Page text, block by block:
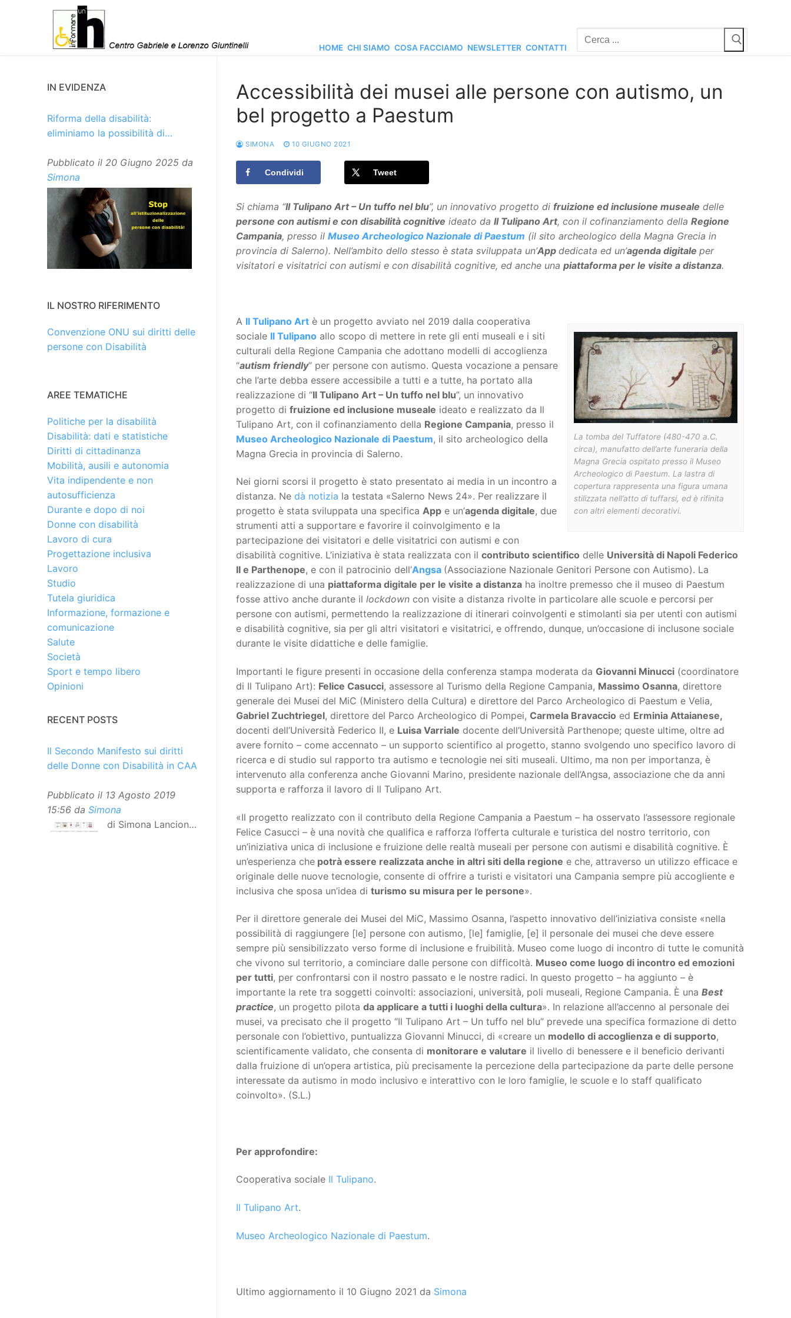
HOME CHI SIAMO COSA FACCIAMO NEWSLETTER CONTATTI
Cerca:
Accessibilità dei musei alle persone con autismo, un
bel progetto a Paestum
SIMONA 10 GIUGNO 2021
Condividi Tweet
Si chiama “Il Tulipano Art – Un tuffo nel blu”, un innovativo progetto di fruizione ed inclusione museale delle
persone con autismi e con disabilità cognitive ideato da Il Tulipano Art, con il cofinanziamento della Regione
Campania, presso il Museo Archeologico Nazionale di Paestum (il sito archeologico della Magna Grecia in
provincia di Salerno). Nell’ambito dello stesso è stata sviluppata un’App dedicata ed un’agenda digitale per
visitatori e visitatrici con autismi e con disabilità cognitive, ed anche una piattaforma per le visite a distanza.
La tomba del Tuffatore (480-470 a.C.
circa), manufatto dell’arte funeraria della
Magna Grecia ospitato presso il Museo
Archeologico di Paestum. La lastra di
copertura rappresenta una figura umana
stilizzata nell’atto di tuffarsi, ed è rifinita
con altri elementi decorativi.
A Il Tulipano Art è un progetto avviato nel 2019 dalla cooperativa
sociale Il Tulipano allo scopo di mettere in rete gli enti museali e i siti
culturali della Regione Campania che adottano modelli di accoglienza
“autism friendly” per persone con autismo. Questa vocazione a pensare
che l’arte debba essere accessibile a tutti e a tutte, ha portato alla
realizzazione di “Il Tulipano Art – Un tuffo nel blu”, un innovativo
progetto di fruizione ed inclusione museale ideato e realizzato da Il
Tulipano Art, con il cofinanziamento della Regione Campania, presso il
Museo Archeologico Nazionale di Paestum, il sito archeologico della
Magna Grecia in provincia di Salerno.
Nei giorni scorsi il progetto è stato presentato ai media in un incontro a
distanza. Ne dà notizia la testata «Salerno News 24». Per realizzare il
progetto è stata sviluppata una specifica App e un’agenda digitale, due
strumenti atti a supportare e favorire il coinvolgimento e la
partecipazione dei visitatori e delle visitatrici con autismi e con
disabilità cognitive. L’iniziativa è stata realizzata con il contributo scientifico delle Università di Napoli Federico
II e Parthenope, e con il patrocinio dell’Angsa (Associazione Nazionale Genitori Persone con Autismo). La
realizzazione di una piattaforma digitale per le visite a distanza ha inoltre premesso che il museo di Paestum
fosse attivo anche durante il lockdown con visite a distanza rivolte in particolare alle scuole e percorsi per
persone con autismi, permettendo la realizzazione di itinerari coinvolgenti e stimolanti sia per utenti con autismi
e disabilità cognitive, sia per gli altri visitatori e visitatrici, e offrendo, dunque, un’occasione di inclusone sociale
durante le visite didattiche e delle famiglie.
Importanti le figure presenti in occasione della conferenza stampa moderata da Giovanni Minucci (coordinatore
di Il Tulipano Art): Felice Casucci, assessore al Turismo della Regione Campania, Massimo Osanna, direttore
generale dei Musei del MiC (Ministero della Cultura) e direttore del Parco Archeologico di Paestum e Velia,
Gabriel Zuchtriegel, direttore del Parco Archeologico di Pompei, Carmela Bravaccio ed Erminia Attaianese,
docenti dell’Università Federico II, e Luisa Varriale docente dell’Università Parthenope; queste ultime, oltre ad
avere fornito – come accennato – un supporto scientifico al progetto, stanno svolgendo uno specifico lavoro di
ricerca e di studio sul rapporto tra autismo e tecnologie nei siti museali. Ultimo, ma non per importanza, è
intervenuto alla conferenza anche Giovanni Marino, presidente nazionale dell’Angsa, associazione che da anni
supporta e rafforza il lavoro di Il Tulipano Art.
«Il progetto realizzato con il contributo della Regione Campania a Paestum – ha osservato l’assessore regionale
Felice Casucci – è una novità che qualifica e rafforza l’offerta culturale e turistica del nostro territorio, con
un’iniziativa unica di inclusione e fruizione delle realtà museali per persone con autismi e disabilità cognitive. È
un’esperienza che potrà essere realizzata anche in altri siti della regione e che, attraverso un utilizzo efficace e
originale delle nuove tecnologie, consente di offrire a turisti e visitatori una Campania sempre più accogliente e
inclusiva che sposa un’idea di turismo su misura per le persone».
Per il direttore generale dei Musei del MiC, Massimo Osanna, l’aspetto innovativo dell’iniziativa consiste «nella
possibilità di raggiungere [le] persone con autismo, [le] famiglie, [e] il personale dei musei che deve essere
sempre più sensibilizzato verso forme di inclusione e fruibilità. Museo come luogo di incontro di tutte le comunità
che vivono sul territorio, a cominciare dalle persone con difficoltà. Museo come luogo di incontro ed emozioni
per tutti, per confrontarsi con il nostro passato e le nostre radici. In questo progetto – ha aggiunto – è
importante la rete tra soggetti coinvolti: associazioni, università, poli museali, Regione Campania. È una Best
practice, un progetto pilota da applicare a tutti i luoghi della cultura». In relazione all’accenno al personale dei
musei, va precisato che il progetto “Il Tulipano Art – Un tuffo nel blu” prevede una specifica formazione di detto
personale con l’obiettivo, puntualizza Giovanni Minucci, di «creare un modello di accoglienza e di supporto,
scientificamente validato, che consenta di monitorare e valutare il livello di benessere e il beneficio derivanti
dalla fruizione di un’opera artistica, più precisamente la percezione della partecipazione da parte delle persone
interessate da autismo in modo inclusivo e interattivo con le loro famiglie, le scuole e lo staff qualificato
coinvolto». (S.L.)
Per approfondire:
Cooperativa sociale Il Tulipano.
Il Tulipano Art.
Museo Archeologico Nazionale di Paestum.
Ultimo aggiornamento il 10 Giugno 2021 da Simona
IN EVIDENZA
Riforma della disabilità:
eliminiamo la possibilità di
Pubblicato il 20 Giugno 2025 da
Simona
IL NOSTRO RIFERIMENTO
Convenzione ONU sui diritti delle
persone con Disabilità
AREE TEMATICHE
Politiche per la disabilità
Disabilità: dati e statistiche
Diritti di cittadinanza
Mobilità, ausili e autonomia
Vita indipendente e non
autosufficienza
Durante e dopo di noi
Donne con disabilità
Lavoro di cura
Progettazione inclusiva
Lavoro
Studio
Tutela giuridica
Informazione, formazione e
comunicazione
Salute
Società
Sport e tempo libero
Opinioni
RECENT POSTS
Il Secondo Manifesto sui diritti
delle Donne con Disabilità in CAA
Pubblicato il 13 Agosto 2019
15:56 da Simona
di Simona Lancioni,